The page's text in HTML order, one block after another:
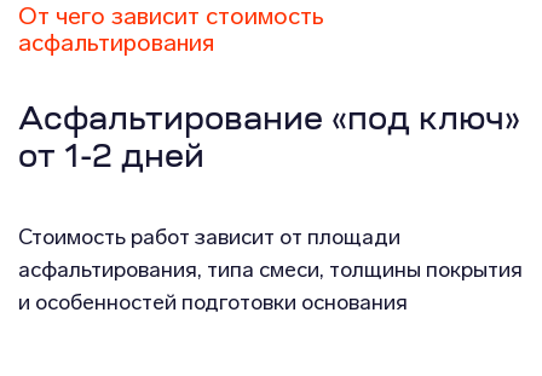
От чего зависит стоимость
асфальтирования
Асфальтирование «под ключ»
от 1-2 дней
Стоимость работ зависит от площади
асфальтирования, типа смеси, толщины покрытия
и особенностей подготовки основания